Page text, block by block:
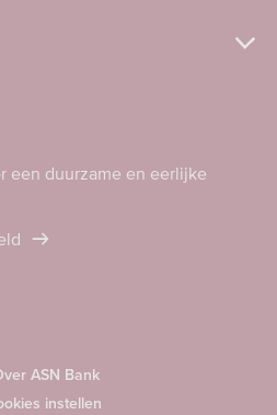
een duurzame en eerlijke
ASN Bank
instellen